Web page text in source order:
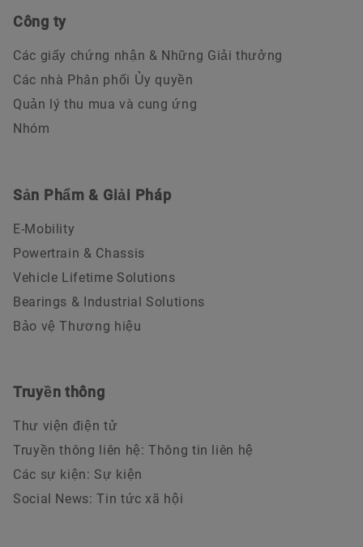
Công ty
Các giấy chứng nhận & Những Giải thưởng
Các nhà Phân phối Ủy quyền
Quản lý thu mua và cung ứng
Nhóm
Sản Phẩm & Giải Pháp
E-Mobility
Powertrain & Chassis
Vehicle Lifetime Solutions
Bearings & Industrial Solutions
Bảo vệ Thương hiệu
Truyền thông
Thư viện điện tử
Truyền thông liên hệ: Thông tin liên hệ
Các sự kiện: Sự kiện
Social News: Tin tức xã hội